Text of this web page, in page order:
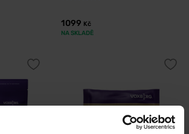
1099 Kč
NA SKLADĚ